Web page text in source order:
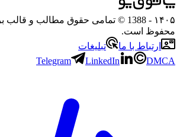
۱۴۰۵
- 1388 © تمامی حقوق مطالب و قالب
محفوظ است.
ارتباط با ما
تبلیغات
Telegram
LinkedIn DMCA